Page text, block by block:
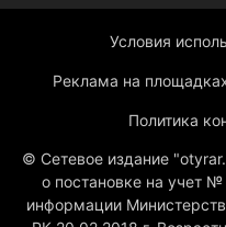
Условия
Реклама на
Политика
© Сетевое издание
о постановке на учет
информации